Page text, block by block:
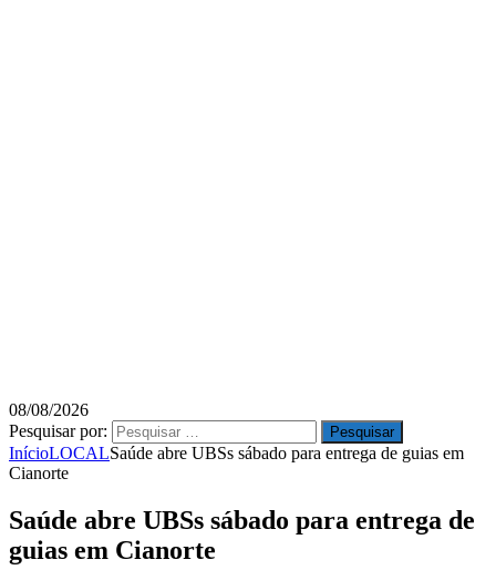
08/08/2026
Pesquisar por:
InícioLOCALSaúde abre UBSs sábado para entrega de guias em
Cianorte
Saúde abre UBSs sábado para entrega de
guias em Cianorte